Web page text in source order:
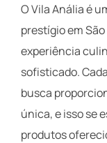
O Vila Anália é
prestígio em
experiência
sofisticado.
busca
única, e isso se
produtos